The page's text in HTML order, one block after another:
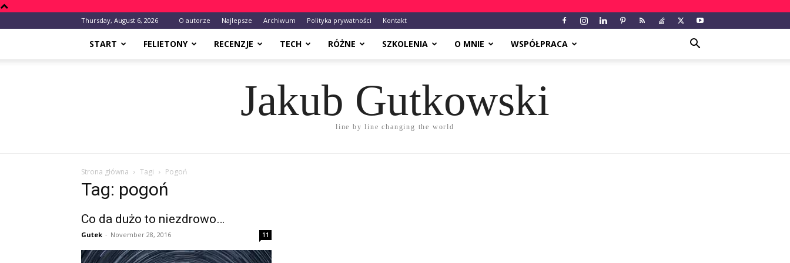
Thursday, August 6, 2026 O autorze Najlepsze Archiwum Polityka prywatności Kontakt
START FELIETONY RECENZJE TECH RÓŻNE SZKOLENIA O MNIE WSPÓŁPRACA
Jakub Gutkowski
line by line changing the world
Strona główna Tagi Pogoń
Tag: pogoń
Co da dużo to niezdrowo…
Gutek - November 28, 2016 11